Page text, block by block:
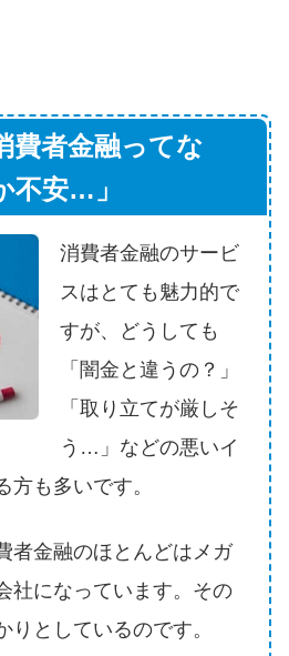
融（闇金）からお金を借り
みブラックとは?判断の目
査に通らない理由
クでもお金を借りるに
3つの判断基準と工面法
はブラックでも審査に通
自分がブラックか確かめる
とレイクどっちがいい
！
っとも便利でお得な返済
費者金融ってな
不安…」
消費者金融のサービ
スはとても魅力的で
すが、どうしても
「闇金と違うの？」
「取り立てが厳しそ
う…」などの悪いイ
方も多いです。
者金融のほとんどはメガ
社になっています。その
りとしているのです。